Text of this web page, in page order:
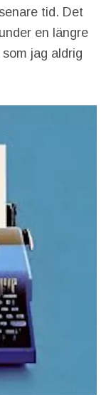
tid. Det
en längre
jag aldrig